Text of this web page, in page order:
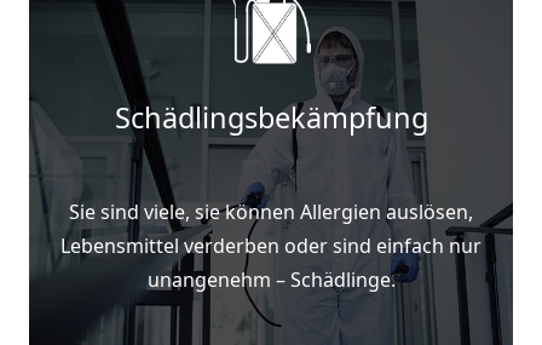
Schädlingsbekämpfung
Sie sind viele, sie können Allergien auslösen,
Lebensmittel verderben oder sind einfach nur
unangenehm – Schädlinge.